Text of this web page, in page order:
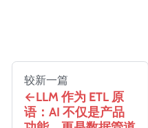
较新一篇
LLM 作为 ETL 原
语：AI 不仅是产品